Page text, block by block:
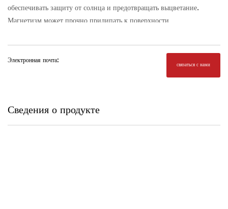
обеспечивать защиту от солнца и предотвращать выцветание.
Магнетизм может прочно прилипать к поверхности
отделяться. В качестве клея используется акриловый клей,
чувствительный к давлению, края которого нелегко сжать или
низкая, срок службы длительный, его можно использовать
Электронная почта:
связаться с нами
Сведения о продукте